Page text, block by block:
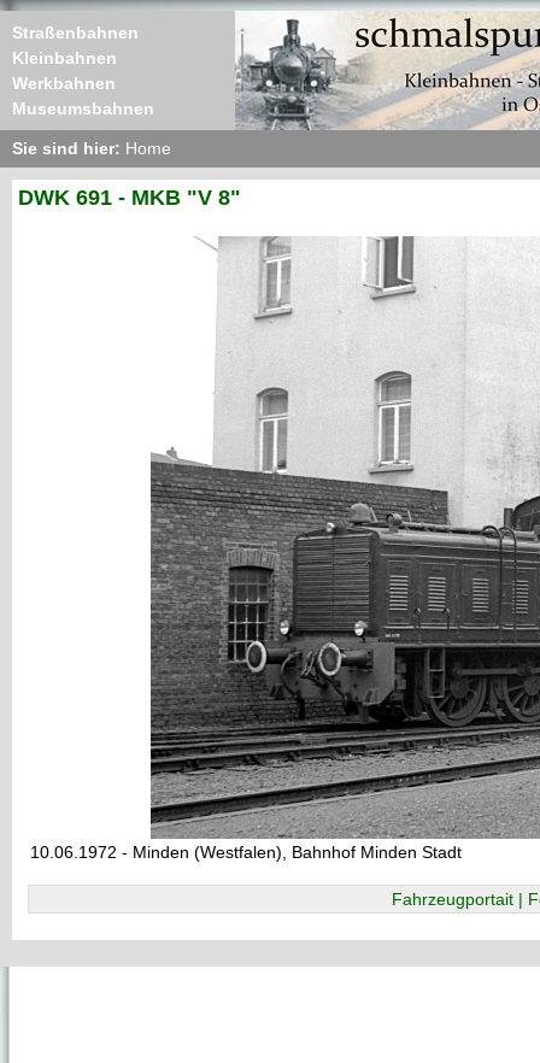
Straßenbahnen
Kleinbahnen
Werkbahnen
Museumsbahnen
Sie sind hier: Home
DWK 691 - MKB "V 8"
10.06.1972 - Minden (Westfalen), Bahnhof Minden Stadt
Fahrzeugportait |